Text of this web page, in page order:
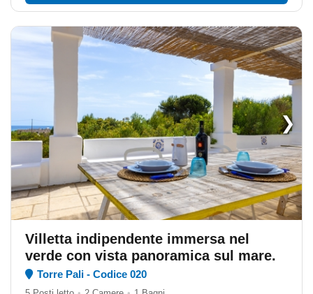
❯
Villetta indipendente immersa nel
verde con vista panoramica sul mare.
Torre Pali - Codice 020